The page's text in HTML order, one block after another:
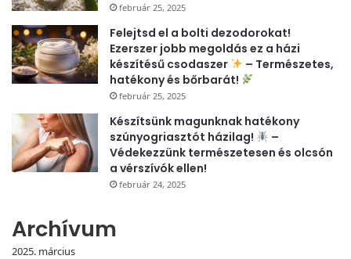
február 25, 2025
Felejtsd el a bolti dezodorokat!
Ezerszer jobb megoldás ez a házi
készítésű csodaszer
– Természetes,
hatékony és bőrbarát!
február 25, 2025
Készítsünk magunknak hatékony
szúnyogriasztót házilag!
–
Védekezzünk természetesen és olcsón
a vérszívók ellen!
február 24, 2025
Archívum
2025. március